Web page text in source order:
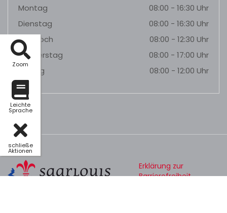
Zoom
Leichte
Sprache
schließe
Aktionen
Montag
08:00 - 16:30 Uhr
Dienstag
08:00 - 16:30 Uhr
Mittwoch
08:00 - 12:30 Uhr
Donnerstag
08:00 - 17:00 Uhr
Freitag
08:00 - 12:00 Uhr
Erklärung zur
Barrierefreiheit